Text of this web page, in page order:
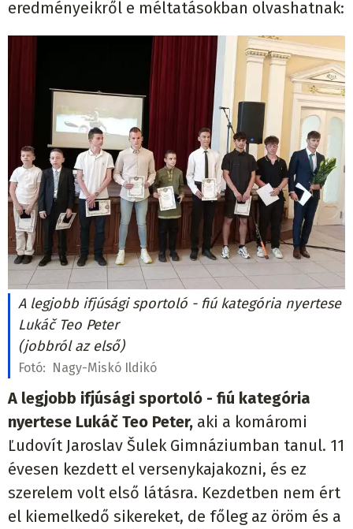
eredményeikről e méltatásokban olvashatnak:
A legjobb ifjúsági sportoló - fiú kategória nyertese
Lukáč Teo Peter
(jobbról az első)
Fotó: Nagy-Miskó Ildikó
A legjobb ifjúsági sportoló - fiú kategória
nyertese Lukáč Teo Peter, aki a komáromi
Ľudovít Jaroslav Šulek Gimnáziumban tanul. 11
évesen kezdett el versenykajakozni, és ez
szerelem volt első látásra. Kezdetben nem ért
el kiemelkedő sikereket, de főleg az öröm és a